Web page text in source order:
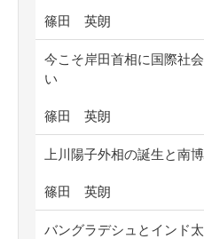
篠田 英朗
今こそ岸田首相に国際社
い
篠田 英朗
上川陽子外相の誕生と南
篠田 英朗
バングラデシュとインド